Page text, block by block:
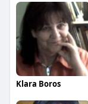
Klara Boros